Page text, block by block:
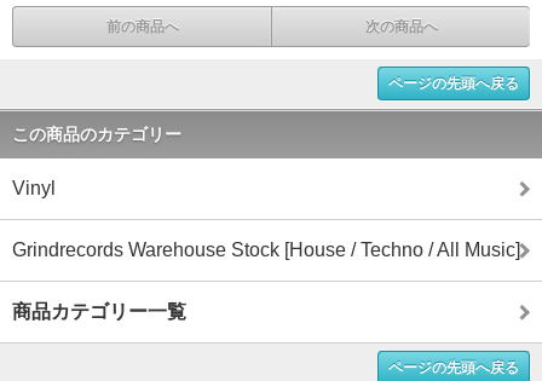
前の商品へ 次の商品へ
ページの先頭へ戻る
この商品のカテゴリー
Vinyl
Grindrecords Warehouse Stock [House / Techno / All Music]
商品カテゴリー一覧
ページの先頭へ戻る